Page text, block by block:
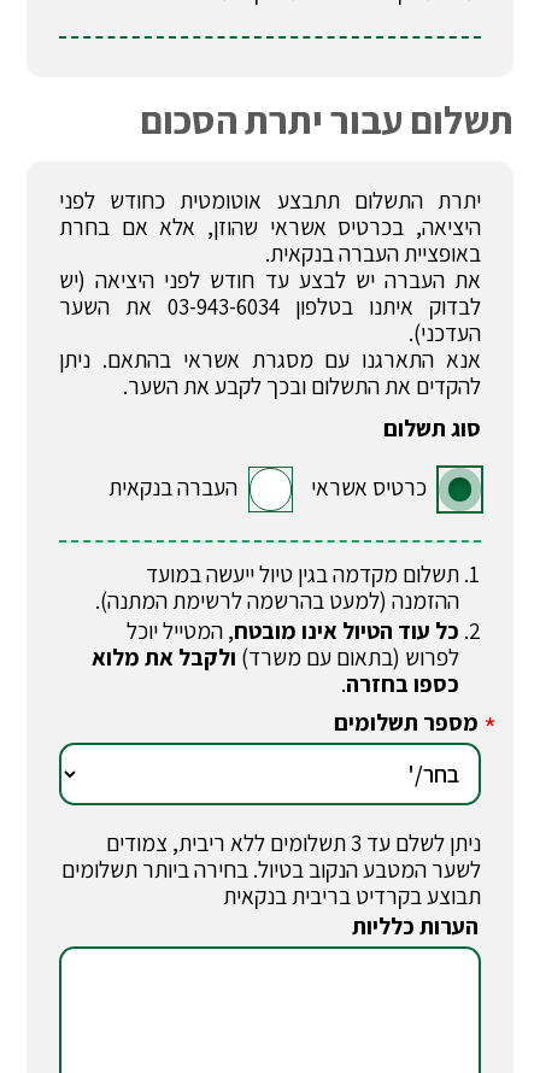
תשלום עבור יתרת הסכום
יתרת התשלום תתבצע אוטומטית כחודש לפני
היציאה, בכרטיס אשראי שהוזן, אלא אם בחרת
באופציית העברה בנקאית.
את העברה יש לבצע עד חודש לפני היציאה (יש
לבדוק איתנו בטלפון 03-943-6034 את השער
העדכני).
אנא התארגנו עם מסגרת אשראי בהתאם. ניתן
להקדים את התשלום ובכך לקבע את השער.
סוג תשלום
כרטיס אשראי
העברה בנקאית
תשלום מקדמה בגין טיול ייעשה במועד
ההזמנה (למעט בהרשמה לרשימת המתנה).
כל עוד הטיול אינו מובטח, המטייל יוכל
לפרוש (בתאום עם משרד) ולקבל את מלוא
כספו בחזרה.
* מספר תשלומים
ניתן לשלם עד 3 תשלומים ללא ריבית, צמודים
לשער המטבע הנקוב בטיול. בחירה ביותר תשלומים
תבוצע בקרדיט בריבית בנקאית
הערות כלליות